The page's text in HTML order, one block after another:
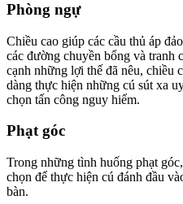
Phòng ngự
Chiều cao giúp các cầu thủ áp
các đường chuyền bổng và tranh
cạnh những lợi thế đã nêu, chiều
dàng thực hiện những cú sút xa
chọn tấn công nguy hiểm.
Phạt góc
Trong những tình huống phạt
chọn để thực hiện cú đánh đầu
bàn.